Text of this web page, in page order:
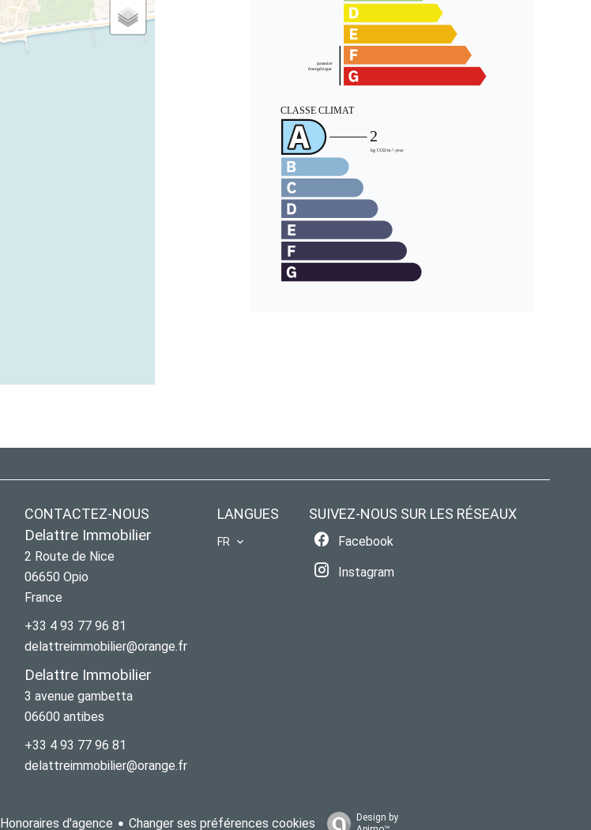
CONTACTEZ-NOUS
Delattre Immobilier
2 Route de Nice
06650 Opio
France
+33 4 93 77 96 81
delattreimmobilier@orange.fr
Delattre Immobilier
3 avenue gambetta
06600 antibes
+33 4 93 77 96 81
delattreimmobilier@orange.fr
LANGUES
FR
SUIVEZ-NOUS SUR LES RÉSEAUX
Facebook
Instagram
Honoraires d'agence Changer ses préférences cookies
Design by